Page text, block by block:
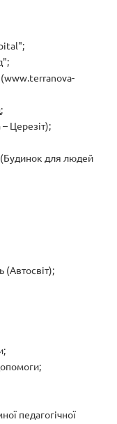
Церезіт);
для людей
педагогічної